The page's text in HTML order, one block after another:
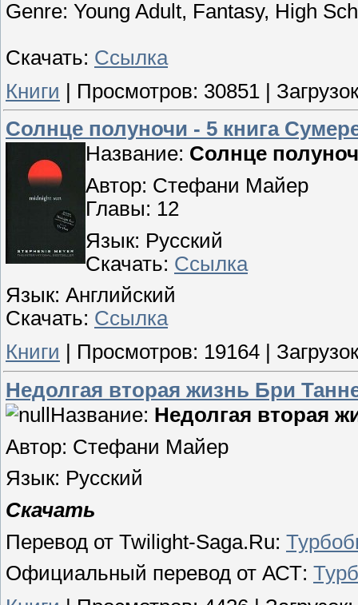
Genre: Young Adult, Fantasy, High
Скачать: Ссылка
Книги | Просмотров: 30851 |
Солнце полуночи - 5 книга
Название: Солнце
Автор: Стефани Майер
Главы: 12
Язык: Русский
Скачать: Ссылка
Язык: Английский
Скачать: Ссылка
Книги
Просмотров: 19164
Недолгая вторая жизнь Бри
Название: Недолгая вторая
Автор: Стефани Майер
Язык: Русский
Скачать
Перевод от Twilight-Saga.Ru:
Официальный перевод от АСТ: